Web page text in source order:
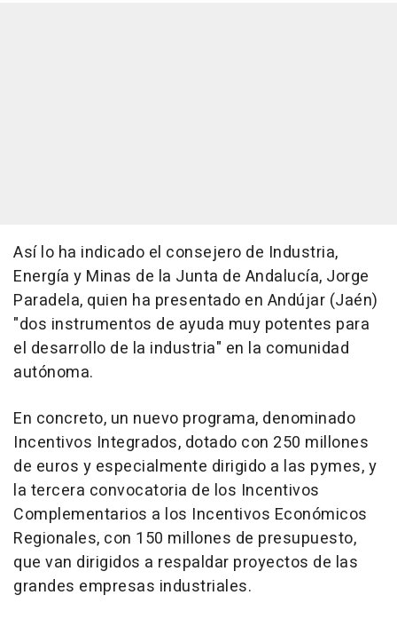
Así lo ha indicado el consejero de Industria,
Energía y Minas de la Junta de Andalucía, Jorge
Paradela, quien ha presentado en Andújar (Jaén)
"dos instrumentos de ayuda muy potentes para
el desarrollo de la industria" en la comunidad
autónoma.
En concreto, un nuevo programa, denominado
Incentivos Integrados, dotado con 250 millones
de euros y especialmente dirigido a las pymes, y
la tercera convocatoria de los Incentivos
Complementarios a los Incentivos Económicos
Regionales, con 150 millones de presupuesto,
que van dirigidos a respaldar proyectos de las
grandes empresas industriales.